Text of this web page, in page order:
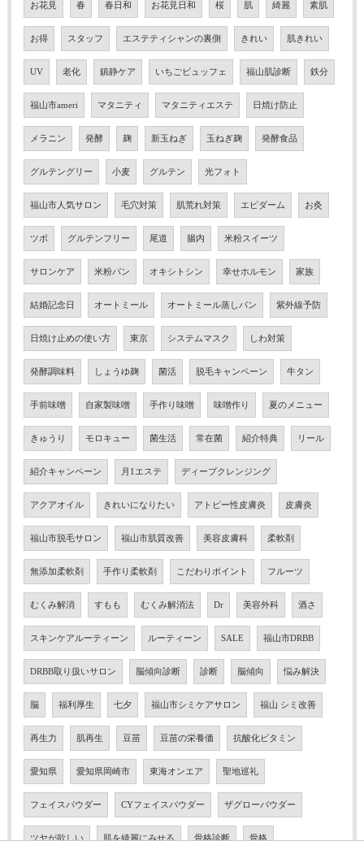
お花見 春 春日和 お花見日和 桜 肌 綺麗 素肌
お得 スタッフ エステティシャンの裏側 きれい 肌きれい
UV 老化 鎮静ケア いちごビュッフェ 福山肌診断 鉄分
福山市ameri マタニティ マタニティエステ 日焼け防止
メラニン 発酵 麹 新玉ねぎ 玉ねぎ麹 発酵食品
グルテングリー 小麦 グルテン 光フォト
福山市人気サロン 毛穴対策 肌荒れ対策 エピダーム お灸
ツボ グルテンフリー 尾道 腸内 米粉スイーツ
サロンケア 米粉パン オキシトシン 幸せホルモン 家族
結婚記念日 オートミール オートミール蒸しパン 紫外線予防
日焼け止めの使い方 東京 システムマスク しわ対策
発酵調味料 しょうゆ麹 菌活 脱毛キャンペーン 牛タン
手前味噌 自家製味噌 手作り味噌 味噌作り 夏のメニュー
きゅうり モロキュー 菌生活 常在菌 紹介特典 リール
紹介キャンペーン 月1エステ ディープクレンジング
アクアオイル きれいになりたい アトピー性皮膚炎 皮膚炎
福山市脱毛サロン 福山市肌質改善 美容皮膚科 柔軟剤
無添加柔軟剤 手作り柔軟剤 こだわりポイント フルーツ
むくみ解消 すもも むくみ解消法 Dr 美容外科 酒さ
スキンケアルーティーン ルーティーン SALE 福山市DRBB
DRBB取り扱いサロン 脳傾向診断 診断 脳傾向 悩み解決
脳 福利厚生 七夕 福山市シミケアサロン 福山 シミ改善
再生力 肌再生 豆苗 豆苗の栄養価 抗酸化ビタミン
愛知県 愛知県岡崎市 東海オンエア 聖地巡礼
フェイスパウダー CYフェイスパウダー ザグローパウダー
ツヤが欲しい 肌を綺麗にみせる 骨格診断 骨格